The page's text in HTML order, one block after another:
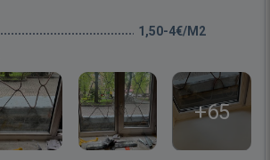
1,50-4€/M2
+65